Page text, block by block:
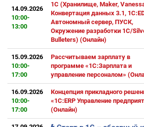
14.09.2026
10:00-
13:00
1С (Хранилище, Maker,
Конвертация данных 3.1,
Автономный сервер, ПУСК,
Окружение разработки 1С/
Bulleters) (Онлайн)
15.09.2026
10:00-
17:00
Рассчитываем зарплату в
программе «1С:Зарплата и
управление персоналом»
16.09.2026
10:00-
17:00
Концепция прикладного
«1С:ERP Управление
(Онлайн)